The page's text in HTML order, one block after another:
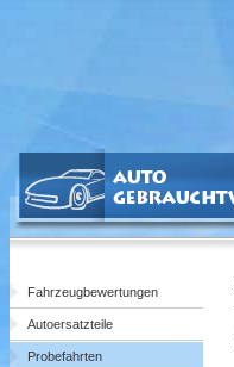
Fahrzeugbewertungen
Autoersatzteile
Probefahrten